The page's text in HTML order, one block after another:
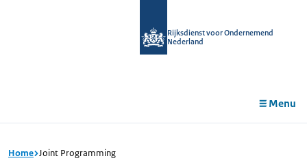
Rijksdienst voor Ondernemend
Nederland
Menu
Home Joint Programming